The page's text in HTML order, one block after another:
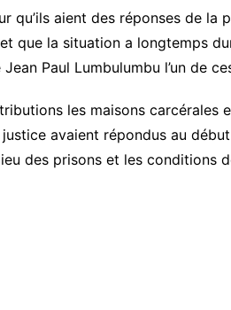
qu’ils aient des réponses de la
que la situation a longtemps
Paul Lumbulumbu l’un de
les maisons carcérales
avaient répondus au
des prisons et les conditions